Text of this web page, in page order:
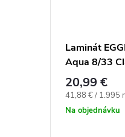
Laminát
Aqua 8/33
pieskový 4V
20,99 €
Jednotková cena:
41,88 € / 1.995
Na objednávku